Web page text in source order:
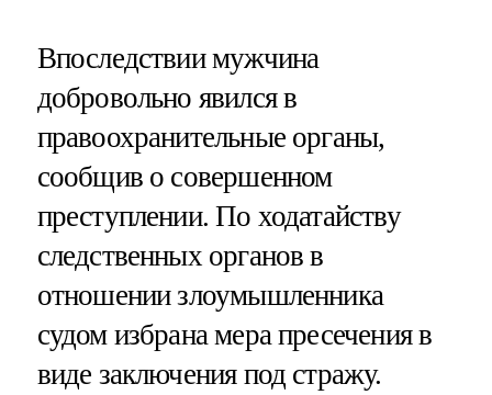
Впоследствии мужчина
добровольно явился в
правоохранительные органы,
сообщив о совершенном
преступлении. По ходатайству
следственных органов в
отношении злоумышленника
судом избрана мера пресечения в
виде заключения под стражу.